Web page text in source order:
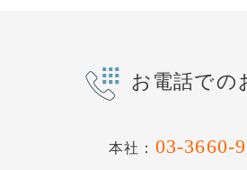
お電話での
本社： 03-3660-